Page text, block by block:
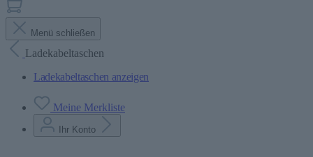
Menü schließen
Ladekabeltaschen
Ladekabeltaschen anzeigen
Meine Merkliste
Ihr Konto